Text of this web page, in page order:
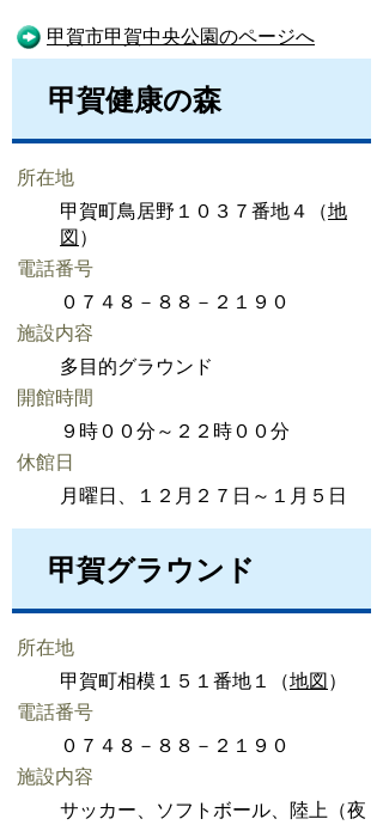
甲賀市甲賀中央公園のページへ
甲賀健康の森
所在地
甲賀町鳥居野１０３７番地４（地
図 ）
電話番号
０７４８－８８－２１９０
施設内容
多目的グラウンド
開館時間
９時００分～２２時００分
休館日
月曜日、１２月２７日～１月５日
甲賀グラウンド
所在地
甲賀町相模１５１番地１（地図 ）
電話番号
０７４８－８８－２１９０
施設内容
サッカー、ソフトボール、陸上（夜